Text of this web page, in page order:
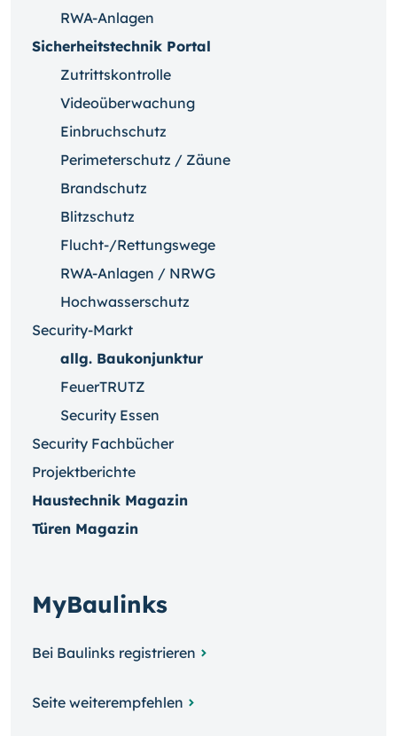
RWA-Anlagen
Sicherheitstechnik Portal
Zutrittskontrolle
Videoüberwachung
Einbruchschutz
Perimeterschutz / Zäune
Brandschutz
Blitzschutz
Flucht-/Rettungswege
RWA-Anlagen / NRWG
Hochwasserschutz
Security-Markt
allg. Baukonjunktur
FeuerTRUTZ
Security Essen
Security Fachbücher
Projektberichte
Haustechnik Magazin
Türen Magazin
MyBaulinks
Bei Baulinks registrieren
Seite weiterempfehlen